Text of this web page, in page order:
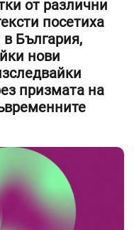
от различни
посетиха
България,
нови
призмата на